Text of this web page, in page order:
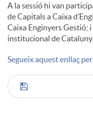
n
g
u
A la sessió hi van
de Capitals a Caixa
Caixa Enginyers Gestió;
institucional de
Segueix aquest enllaç
C